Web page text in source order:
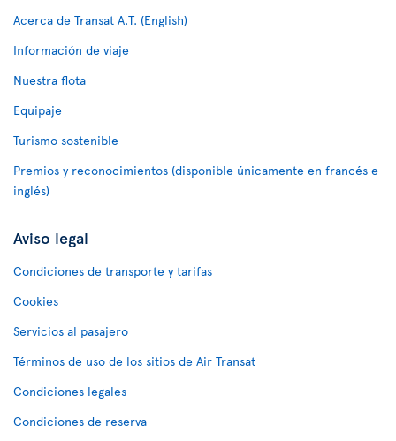
Acerca de Transat A.T. (English)
Información de viaje
Nuestra flota
Equipaje
Turismo sostenible
Premios y reconocimientos (disponible únicamente en francés e
inglés)
Aviso legal
Condiciones de transporte y tarifas
Cookies
Servicios al pasajero
Términos de uso de los sitios de Air Transat
Condiciones legales
Condiciones de reserva